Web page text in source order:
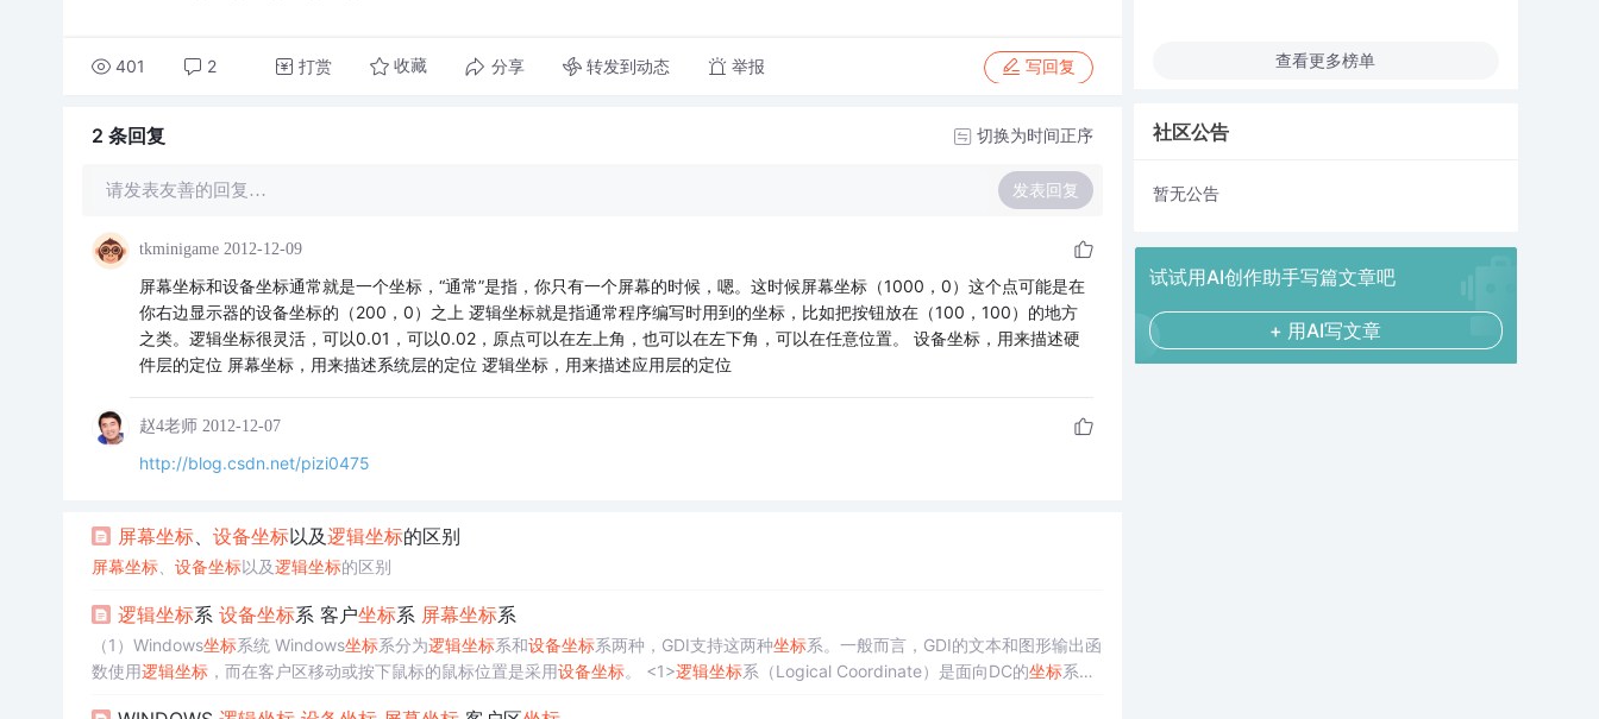
401 2 打赏 收藏 分享 转发到动态 举报 写回复
2 条回复 切换为时间正序
请发表友善的回复… 发表回复
tkminigame 2012-12-09
屏幕坐标和设备坐标通常就是一个坐标，“通常”是指，你只有一个屏幕的时候，嗯。这时候屏幕坐标（1000，0）这个点可能是在
你右边显示器的设备坐标的（200，0）之上 逻辑坐标就是指通常程序编写时用到的坐标，比如把按钮放在（100，100）的地方
之类。逻辑坐标很灵活，可以0.01，可以0.02，原点可以在左上角，也可以在左下角，可以在任意位置。 设备坐标，用来描述硬
件层的定位 屏幕坐标，用来描述系统层的定位 逻辑坐标，用来描述应用层的定位
赵4老师 2012-12-07
http://blog.csdn.net/pizi0475
屏幕坐标、 设备坐标以及逻辑坐标的区别
屏幕坐标、 设备坐标以及逻辑坐标的区别
逻辑坐标系 设备坐标系 客户坐标系 屏幕坐标系
（1）Windows坐标系统 Windows坐标系分为逻辑坐标系和设备坐标系两种，GDI支持这两种坐标系。一般而言，GDI的文本和图形输出函
数使用逻辑坐标，而在客户区移动或按下鼠标的鼠标位置是采用设备坐标。 <1>逻辑坐标系（Logical Coordinate）是面向DC的坐标系，
查看更多榜单
社区公告
暂无公告
试试用AI创作助手写篇文章吧
+ 用AI写文章